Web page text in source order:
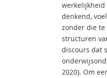
werkelijkheid
denkend,
zonder die
structuren
discours dat
2020). Om